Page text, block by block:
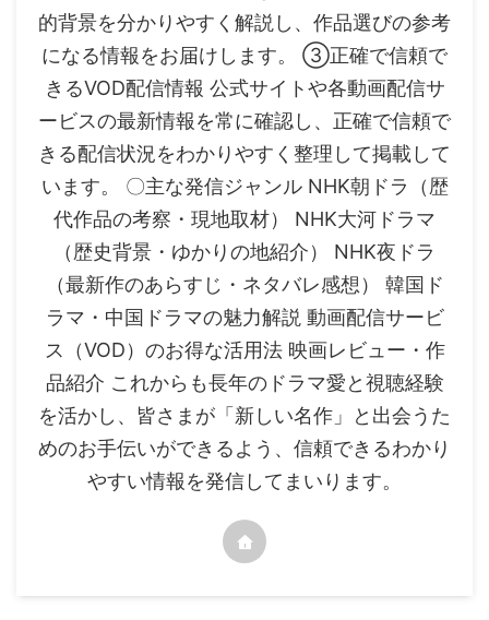
的背景を分かりやすく解説し、作品選びの参考
になる情報をお届けします。 ③正確で信頼で
きるVOD配信情報 公式サイトや各動画配信サ
ービスの最新情報を常に確認し、正確で信頼で
きる配信状況をわかりやすく整理して掲載して
います。 〇主な発信ジャンル NHK朝ドラ（歴
代作品の考察・現地取材） NHK大河ドラマ
（歴史背景・ゆかりの地紹介） NHK夜ドラ
（最新作のあらすじ・ネタバレ感想） 韓国ド
ラマ・中国ドラマの魅力解説 動画配信サービ
ス（VOD）のお得な活用法 映画レビュー・作
品紹介 これからも長年のドラマ愛と視聴経験
を活かし、皆さまが「新しい名作」と出会うた
めのお手伝いができるよう、信頼できるわかり
やすい情報を発信してまいります。